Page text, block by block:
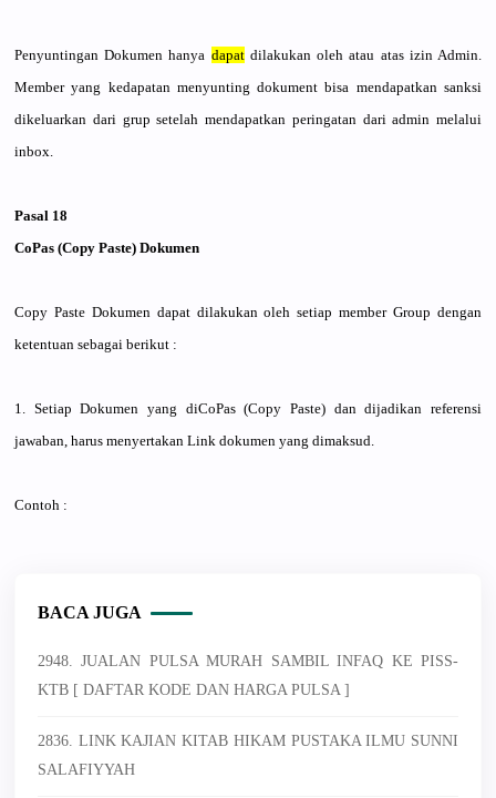
Penyuntingan Dokumen hanya dapatdilakukan oleh atau atas izin Admin.
Member yang kedapatan menyunting dokument bisa mendapatkan sanksi
dikeluarkan dari grup setelah mendapatkan peringatan dari admin melalui
inbox.
Pasal 18
CoPas (Copy Paste) Dokumen
Copy Paste Dokumen dapat dilakukan oleh setiap member Group dengan
ketentuan sebagai berikut :
1. Setiap Dokumen yang diCoPas (Copy Paste) dan dijadikan referensi
jawaban, harus menyertakan Link dokumen yang dimaksud.
Contoh :
BACA JUGA
2948. JUALAN PULSA MURAH SAMBIL INFAQ KE PISS-
KTB [ DAFTAR KODE DAN HARGA PULSA ]
2836. LINK KAJIAN KITAB HIKAM PUSTAKA ILMU SUNNI
SALAFIYYAH